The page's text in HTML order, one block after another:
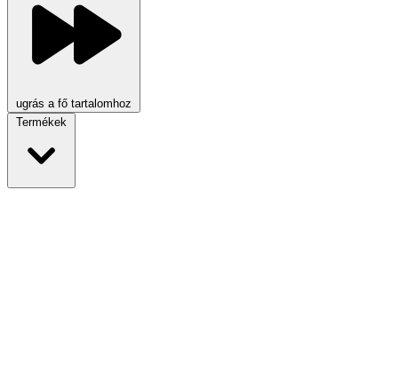
ugrás a fő tartalomhoz
Termékek